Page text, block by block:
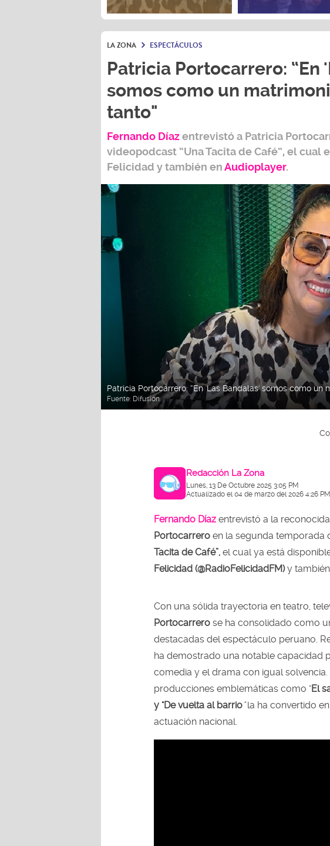
LA ZONA ESPECTÁCULOS
Patricia Portocarrero: “En
somos como un
tanto"
Fernando Díazentrevistó a Patricia
videopodcast “Una Tacita de Café”, el cual
Felicidad y también enAudioplayer.
Patricia Portocarrero: “En 'Las Bandalas' somos como un
Fuente: Difusión
Redacción La Zona
Lunes, 13 De Octubre 2025 3:05 PM
Actualizado el 04 de marzo del 2026 4:26 PM
Fernando Díaz entrevistó a la
Portocarrero en la segunda temporada
Tacita de Café”, el cual ya está
Felicidad (@RadioFelicidadFM)y
Con una sólida trayectoria en teatro,
Portocarrero se ha consolidado como
destacadas del espectáculo peruano.
ha demostrado una notable capacidad
comedia y el drama con igual
producciones emblemáticas como "El
y "De vuelta al barrio"la ha convertido
actuación nacional.